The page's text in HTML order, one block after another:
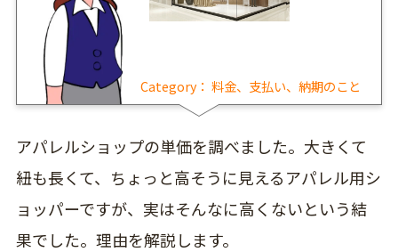
Category：料金、支払い、納期のこと
アパレルショップの単価を調べました。大きくて
紐も長くて、ちょっと高そうに見えるアパレル用シ
ョッパーですが、実はそんなに高くないという結
果でした。理由を解説します。